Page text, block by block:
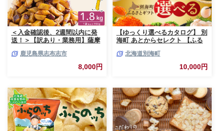
＜入金確認後、2週間以内に発
送！＞【訳あり・業務用】薩摩
1.8kg(900g×2袋) p8-142-2w
鹿児島県志布志市
8,000円
【ゆっくり選べるカタログ】 別
海町 あとからセレクト 【ふる
とから選べる！ ギフト いくら
ほたて 海鮮 牛肉 ケーキ アイス
【BY0000010】（ 後から選べ
カタログギフト あとからカタロ
グ あとからカタログポイント
あとからカタログギフト ふるさ
と納税 ）
北海道別海町
10,000円